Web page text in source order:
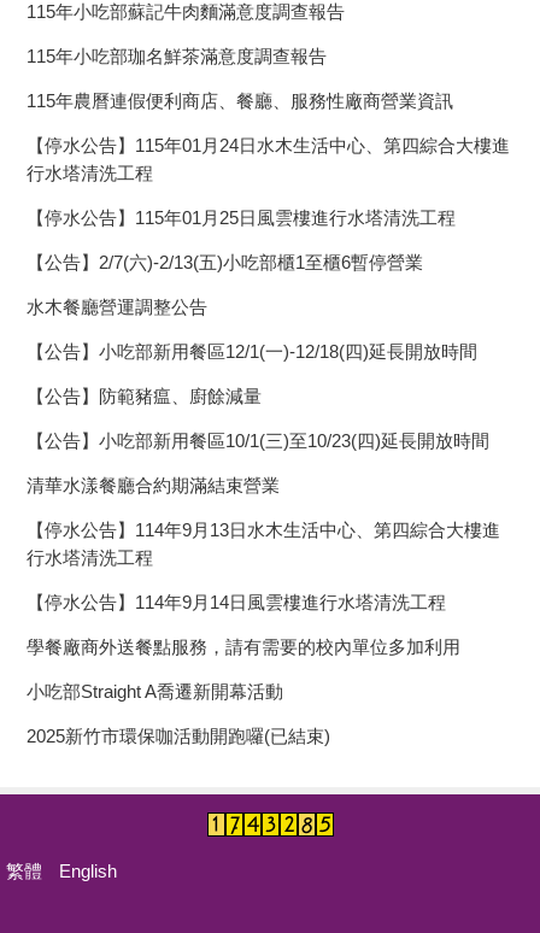
115年小吃部蘇記牛肉麵滿意度調查報告
115年小吃部珈名鮮茶滿意度調查報告
115年農曆連假便利商店、餐廳、服務性廠商營業資訊
【停水公告】115年01月24日水木生活中心、第四綜合大樓進
行水塔清洗工程
【停水公告】115年01月25日風雲樓進行水塔清洗工程
【公告】2/7(六)-2/13(五)小吃部櫃1至櫃6暫停營業
水木餐廳營運調整公告
【公告】小吃部新用餐區12/1(一)-12/18(四)延長開放時間
【公告】防範豬瘟、廚餘減量
【公告】小吃部新用餐區10/1(三)至10/23(四)延長開放時間
清華水漾餐廳合約期滿結束營業
【停水公告】114年9月13日水木生活中心、第四綜合大樓進
行水塔清洗工程
【停水公告】114年9月14日風雲樓進行水塔清洗工程
學餐廠商外送餐點服務，請有需要的校內單位多加利用
小吃部Straight A喬遷新開幕活動
2025新竹市環保咖活動開跑囉(已結束)
繁體 English